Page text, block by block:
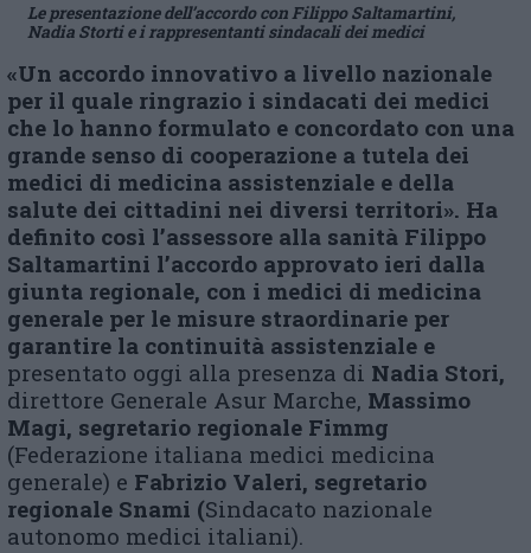
Le presentazione dell’accordo con Filippo Saltamartini,
Nadia Storti e i rappresentanti sindacali dei medici
«Un accordo innovativo a livello nazionale
per il quale ringrazio i sindacati dei medici
che lo hanno formulato e concordato con una
grande senso di cooperazione a tutela dei
medici di medicina assistenziale e della
salute dei cittadini nei diversi territori». Ha
definito così l’assessore alla sanità Filippo
Saltamartini l’accordo approvato ieri dalla
giunta regionale, con i medici di medicina
generale per le misure straordinarie per
garantire la continuità assistenziale e
presentato oggi alla presenza di Nadia Stori,
direttore Generale Asur Marche, Massimo
Magi, segretario regionale Fimmg
(Federazione italiana medici medicina
generale) e Fabrizio Valeri, segretario
regionale Snami (Sindacato nazionale
autonomo medici italiani).